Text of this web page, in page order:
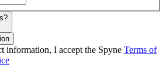
information, I accept the Spyne Terms of